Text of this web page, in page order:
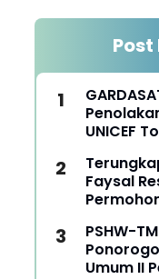
Post
UNICEF
Faysal
Ponorogo
PSHW-
Umum II